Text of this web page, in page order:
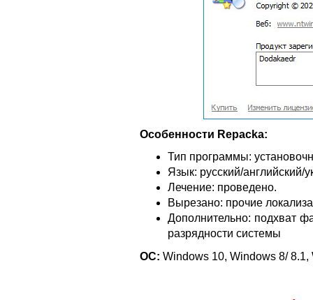
Особенности Repacka:
Тип программы:
Язык: русский/английский/
Лечение: проведено.
Вырезано: прочие
Дополнительно: подхват
разрядности системы
ОС: Windows 10, Windows 8/